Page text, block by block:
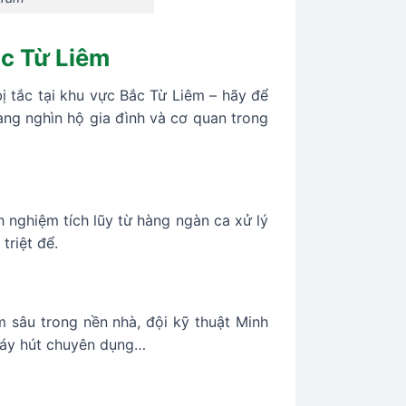
Từ Liêm
tắc tại khu vực Bắc Từ Liêm – hãy để
nghìn hộ gia đình và cơ quan trong
nghiệm tích lũy từ hàng ngàn ca xử lý
triệt để.
sâu trong nền nhà, đội kỹ thuật Minh
hút chuyên dụng…